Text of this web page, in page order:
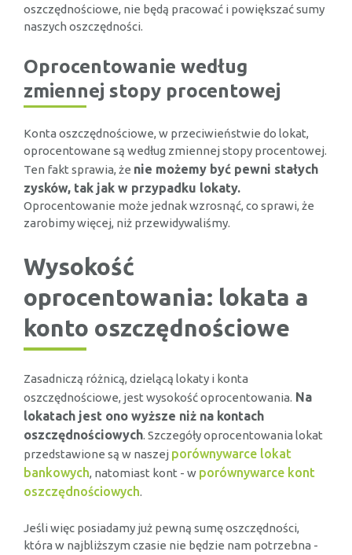
oszczędnościowe, nie będą pracować i powiększać sumy
naszych oszczędności.
Oprocentowanie według
zmiennej stopy procentowej
Konta oszczędnościowe, w przeciwieństwie do lokat,
oprocentowane są według zmiennej stopy procentowej.
Ten fakt sprawia, że nie możemy być pewni stałych
zysków, tak jak w przypadku lokaty.
Oprocentowanie może jednak wzrosnąć, co sprawi, że
zarobimy więcej, niż przewidywaliśmy.
Wysokość
oprocentowania: lokata a
konto oszczędnościowe
Zasadniczą różnicą, dzielącą lokaty i konta
oszczędnościowe, jest wysokość oprocentowania. Na
lokatach jest ono wyższe niż na kontach
oszczędnościowych. Szczegóły oprocentowania lokat
przedstawione są w naszej porównywarce lokat
bankowych, natomiast kont - w porównywarce kont
oszczędnościowych.
Jeśli więc posiadamy już pewną sumę oszczędności,
która w najbliższym czasie nie będzie nam potrzebna -